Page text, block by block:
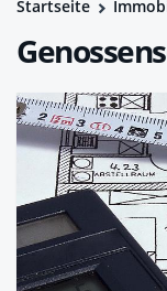
Startseite